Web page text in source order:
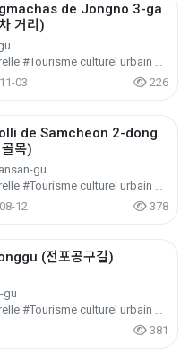
de Jongno 3-ga
거리)
#Ruelle, Rue culturelle #Tourisme culturel urbain et régional #Tourisme culturel
03 226
de Samcheon 2-dong
목)
gu
#Ruelle, Rue culturelle #Tourisme culturel urbain et régional #Tourisme culturel
12 378
(전포공구길)
gu
#Ruelle, Rue culturelle #Tourisme culturel urbain et régional #Tourisme culturel
381